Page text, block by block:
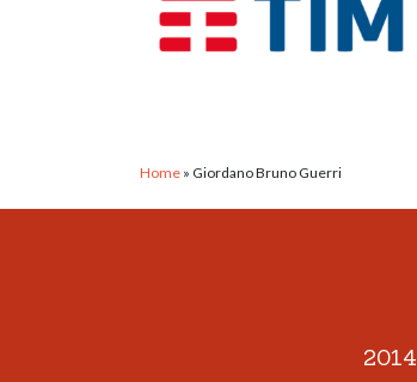
Home » Giordano Bruno Guerri
2014